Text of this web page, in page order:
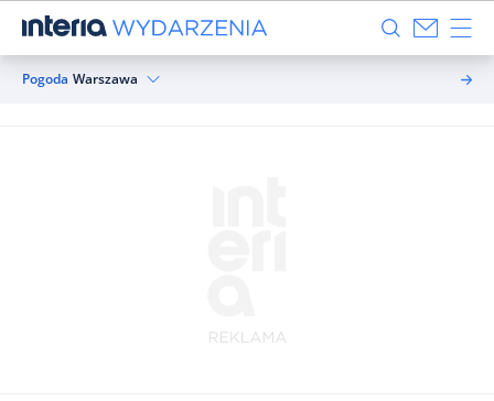
Pogoda Warszawa